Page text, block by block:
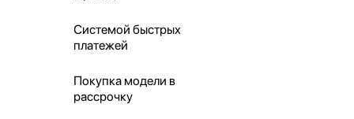
Системой быстрых
платежей
Покупка модели в
рассрочку